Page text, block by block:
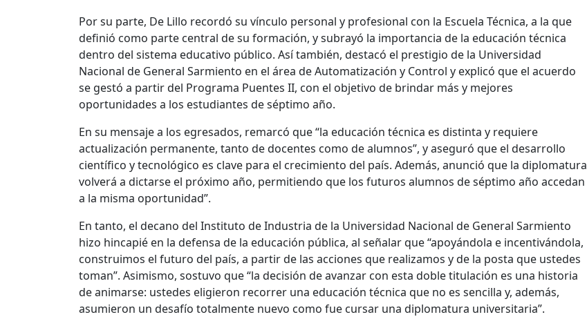
Por su parte, De Lillo recordó su vínculo personal y profesional con la Escuela Técnica, a la que
definió como parte central de su formación, y subrayó la importancia de la educación técnica
dentro del sistema educativo público. Así también, destacó el prestigio de la Universidad
Nacional de General Sarmiento en el área de Automatización y Control y explicó que el acuerdo
se gestó a partir del Programa Puentes II, con el objetivo de brindar más y mejores
oportunidades a los estudiantes de séptimo año.
En su mensaje a los egresados, remarcó que “la educación técnica es distinta y requiere
actualización permanente, tanto de docentes como de alumnos”, y aseguró que el desarrollo
científico y tecnológico es clave para el crecimiento del país. Además, anunció que la diplomatura
volverá a dictarse el próximo año, permitiendo que los futuros alumnos de séptimo año accedan
a la misma oportunidad”.
En tanto, el decano del Instituto de Industria de la Universidad Nacional de General Sarmiento
hizo hincapié en la defensa de la educación pública, al señalar que “apoyándola e incentivándola,
construimos el futuro del país, a partir de las acciones que realizamos y de la posta que ustedes
toman”. Asimismo, sostuvo que “la decisión de avanzar con esta doble titulación es una historia
de animarse: ustedes eligieron recorrer una educación técnica que no es sencilla y, además,
asumieron un desafío totalmente nuevo como fue cursar una diplomatura universitaria”.